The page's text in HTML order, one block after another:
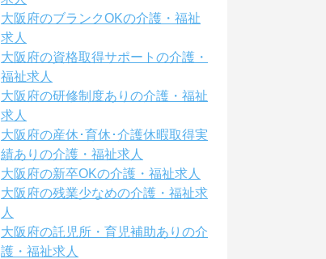
大阪府のブランクOKの介護・福祉
求人
大阪府の資格取得サポートの介護・
福祉求人
大阪府の研修制度ありの介護・福祉
求人
大阪府の産休･育休･介護休暇取得実
績ありの介護・福祉求人
大阪府の新卒OKの介護・福祉求人
大阪府の残業少なめの介護・福祉求
人
大阪府の託児所・育児補助ありの介
護・福祉求人